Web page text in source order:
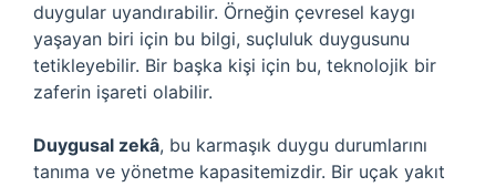
duygular uyandırabilir. Örneğin çevresel kaygı
yaşayan biri için bu bilgi, suçluluk duygusunu
tetikleyebilir. Bir başka kişi için bu, teknolojik bir
zaferin işareti olabilir.
Duygusal zekâ, bu karmaşık duygu durumlarını
tanıma ve yönetme kapasitemizdir. Bir uçak yakıt